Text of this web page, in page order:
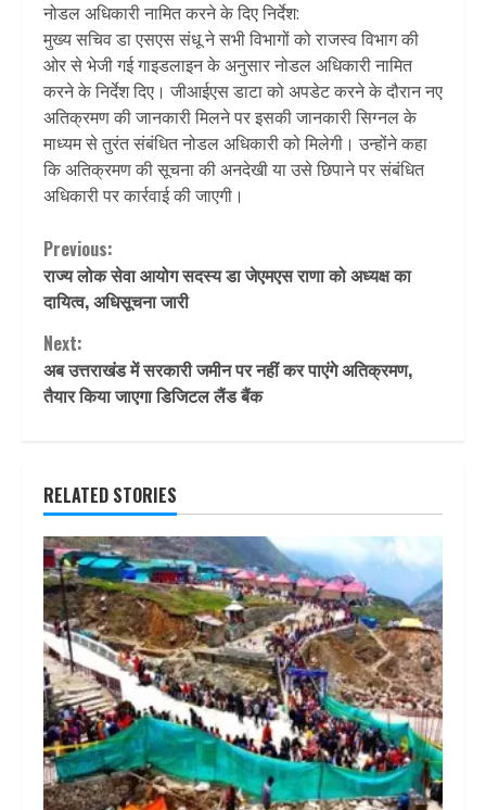
नोडल अधिकारी नामित करने के दिए निर्देश:
मुख्य सचिव डा एसएस संधू ने सभी विभागों को राजस्व विभाग की
ओर से भेजी गई गाइडलाइन के अनुसार नोडल अधिकारी नामित
करने के निर्देश दिए। जीआईएस डाटा को अपडेट करने के दौरान नए
अतिक्रमण की जानकारी मिलने पर इसकी जानकारी सिग्नल के
माध्यम से तुरंत संबंधित नोडल अधिकारी को मिलेगी। उन्होंने कहा
कि अतिक्रमण की सूचना की अनदेखी या उसे छिपाने पर संबंधित
अधिकारी पर कार्रवाई की जाएगी।
Continue
Reading
Previous:
राज्य लोक सेवा आयोग सदस्य डा जेएमएस राणा को अध्यक्ष का
दायित्व, अधिसूचना जारी
Next:
अब उत्तराखंड में सरकारी जमीन पर नहीं कर पाएंगे अतिक्रमण,
तैयार किया जाएगा डिजिटल लैंड बैंक
RELATED STORIES